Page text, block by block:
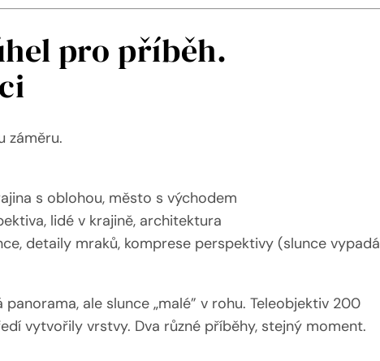
pro příběh.
záměru.
s oblohou, město s východem
lidé v krajině, architektura
detaily mraků, komprese perspektivy (slunce vypadá
ale slunce „malé” v rohu. Teleobjektiv 200
vytvořily vrstvy. Dva různé příběhy, stejný moment.